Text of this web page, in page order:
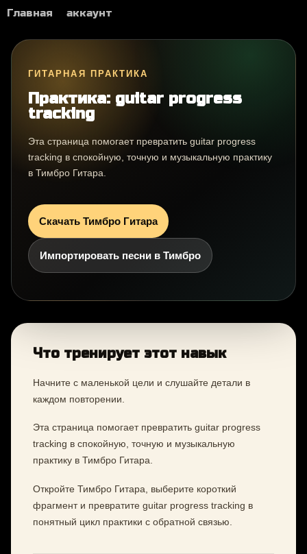
Главная аккаунт
ГИТАРНАЯ ПРАКТИКА
Практика: guitar progress
tracking
Эта страница помогает превратить guitar progress
tracking в спокойную, точную и музыкальную практику
в Тимбро Гитара.
Скачать Тимбро Гитара
Импортировать песни в Тимбро
Что тренирует этот навык
Начните с маленькой цели и слушайте детали в
каждом повторении.
Эта страница помогает превратить guitar progress
tracking в спокойную, точную и музыкальную
практику в Тимбро Гитара.
Откройте Тимбро Гитара, выберите короткий
фрагмент и превратите guitar progress tracking в
понятный цикл практики с обратной связью.